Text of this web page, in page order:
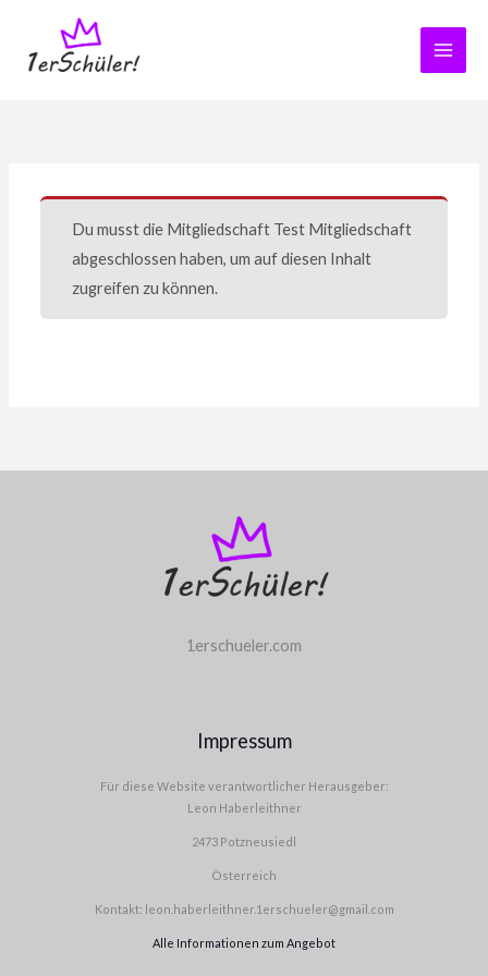
springen
Du musst die Mitgliedschaft Test Mitgliedschaft
abgeschlossen haben, um auf diesen Inhalt
zugreifen zu können.
1erschueler.com
Impressum
Für diese Website verantwortlicher Herausgeber:
Leon Haberleithner
2473 Potzneusiedl
Österreich
Kontakt: leon.haberleithner.1erschueler@gmail.com
Alle Informationen zum Angebot